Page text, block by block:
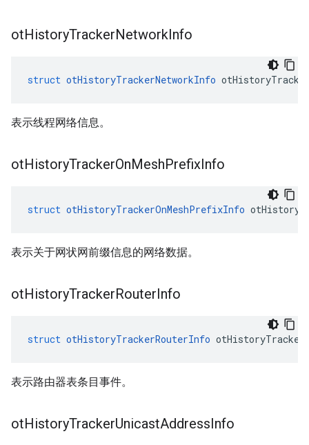
otHistoryTrackerNetworkInfo
struct otHistoryTrackerNetworkInfo
表示线程网络信息。
otHistoryTrackerOnMeshPrefixInfo
struct otHistoryTrackerOnMeshPrefixInfo
表示关于网状网前缀信息的网络数据。
otHistoryTrackerRouterInfo
struct otHistoryTrackerRouterInfo
表示路由器表条目事件。
otHistoryTrackerUnicastAddressInfo